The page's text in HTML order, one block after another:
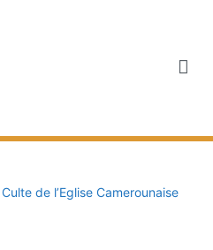
Culte de l’Eglise Camerounaise